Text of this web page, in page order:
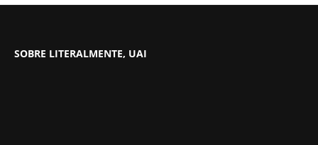
SOBRE LITERALMENTE, UAI